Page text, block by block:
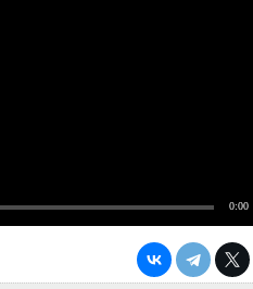
0:00